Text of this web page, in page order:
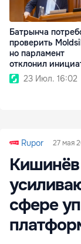
Батрынча
проверить
но парламент
отклонил
23 Июл. 16:02
Rupor 27 мая
сфере